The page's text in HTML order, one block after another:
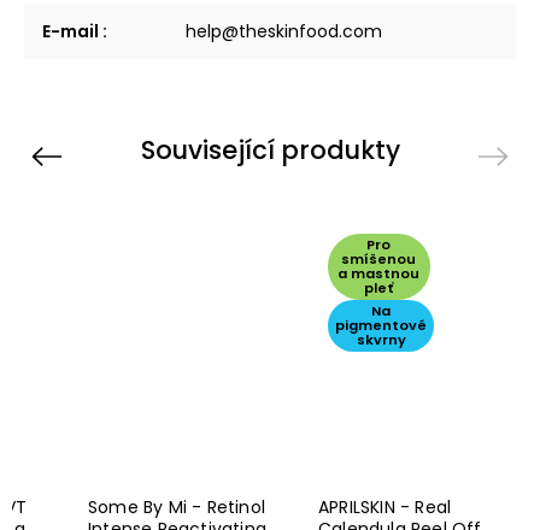
E-mail : help@theskinfood.com
Související produkty
Previous
Some By Mi - Retinol
Pro
smíšenou
a mastnou
pleť
Na
pigmentové
skvrny
APRILSKIN - Real
Next